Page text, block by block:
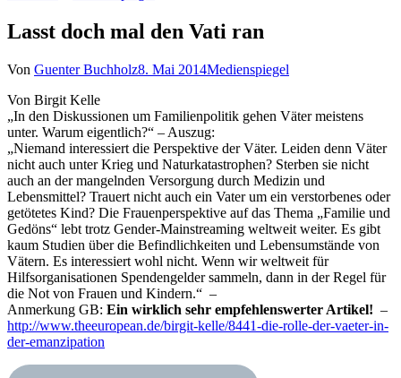
Lasst doch mal den Vati ran
Von Guenter Buchholz8. Mai 2014Medienspiegel
Von Birgit Kelle
„In den Diskussionen um Familienpolitik gehen Väter meistens
unter. Warum eigentlich?“ – Auszug:
„Niemand interessiert die Perspektive der Väter. Leiden denn Väter
nicht auch unter Krieg und Naturkatastrophen? Sterben sie nicht
auch an der mangelnden Versorgung durch Medizin und
Lebensmittel? Trauert nicht auch ein Vater um ein verstorbenes oder
getötetes Kind? Die Frauenperspektive auf das Thema „Familie und
Gedöns“ lebt trotz Gender-Mainstreaming weltweit weiter. Es gibt
kaum Studien über die Befindlichkeiten und Lebensumstände von
Vätern. Es interessiert wohl nicht. Wenn wir weltweit für
Hilfsorganisationen Spendengelder sammeln, dann in der Regel für
die Not von Frauen und Kindern.“ –
Anmerkung GB: Ein wirklich sehr empfehlenswerter Artikel! –
http://www.theeuropean.de/birgit-kelle/8441-die-rolle-der-vaeter-in-
der-emanzipation